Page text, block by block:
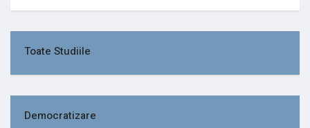
Toate Studiile
Democratizare